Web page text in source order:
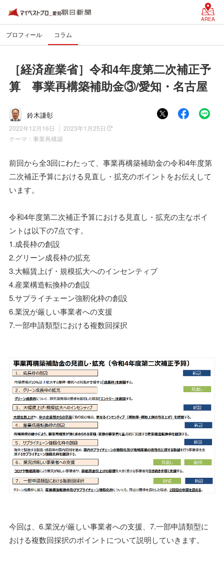
AREA
プロフィール コラム
［経済産業省］令和4年度第二次補正予
算 事業再構築補助金③/愛知・名古屋
鈴木謙彰
2022年12月16日
2023年1月25日
テーマ： 事業再構築
前回から全3回にわたって、事業再構築補助金の令和4年度第
二次補正予算における見直し・拡充のポイントをお伝えして
います。
令和4年度第二次補正予算における見直し・拡充の主なポイ
ントは以下の7点です。
1.成長枠の創設
2.グリーン成長枠の拡充
3.大幅賃上げ・規模拡大へのインセンティブ
4.産業構造転換枠の創設
5.サプライチェーン強靭化枠の創設
6.業況が厳しい事業者への支援
7.一部申請類型における複数回採択
今回は、6.業況が厳しい事業者への支援、7.一部申請類型に
おける複数回採択のポイントについて説明していきます。